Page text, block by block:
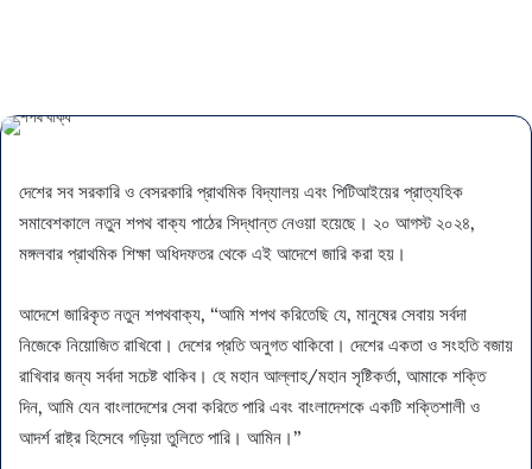
দেশের সব সরকারি ও বেসরকারি প্রাথমিক বিদ্যালয় এবং পিটিআইয়ের প্রাত্যহিক
সমাবেশকালে নতুন শপথ বাক্য পাঠের সিদ্ধান্ত নেওয়া হয়েছে। ২০ আগস্ট ২০২৪,
মঙ্গলবার প্রাথমিক শিক্ষা অধিদফতর থেকে এই আদেশে জারি করা হয়।
আদেশে জারিকৃত নতুন শপথবাক্য, “আমি শপথ করিতেছি যে, মানুষের সেবায় সর্বদা
নিজেকে নিয়োজিত রাখিবো। দেশের প্রতি অনুগত থাকিবো। দেশের একতা ও সংহতি বজায়
রাখিবার জন্য সর্বদা সচেষ্ট থাকিব। হে মহান আল্লাহ/মহান সৃষ্টিকর্তা, আমাকে শক্তি
দিন, আমি যেন বাংলাদেশের সেবা করিতে পারি এবং বাংলাদেশকে একটি শক্তিশালী ও
আদর্শ রাষ্ট্র হিসেবে গড়িয়া তুলিতে পারি। আমিন।”